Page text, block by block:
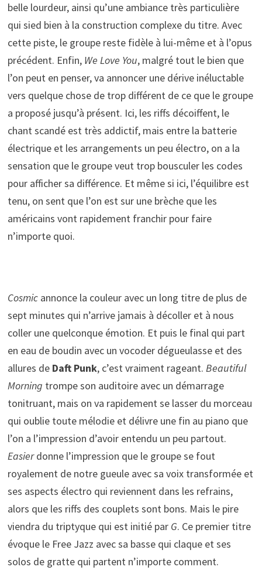
belle lourdeur, ainsi qu’une ambiance très particulière
qui sied bien à la construction complexe du titre. Avec
cette piste, le groupe reste fidèle à lui-même et à l’opus
précédent. Enfin, We Love You, malgré tout le bien que
l’on peut en penser, va annoncer une dérive inéluctable
vers quelque chose de trop différent de ce que le groupe
a proposé jusqu’à présent. Ici, les riffs décoiffent, le
chant scandé est très addictif, mais entre la batterie
électrique et les arrangements un peu électro, on a la
sensation que le groupe veut trop bousculer les codes
pour afficher sa différence. Et même si ici, l’équilibre est
tenu, on sent que l’on est sur une brèche que les
américains vont rapidement franchir pour faire
n’importe quoi.
Cosmicannonce la couleur avec un long titre de plus de
sept minutes qui n’arrive jamais à décoller et à nous
coller une quelconque émotion. Et puis le final qui part
en eau de boudin avec un vocoder dégueulasse et des
allures de Daft Punk, c’est vraiment rageant. Beautiful
Morning trompe son auditoire avec un démarrage
tonitruant, mais on va rapidement se lasser du morceau
qui oublie toute mélodie et délivre une fin au piano que
l’on a l’impression d’avoir entendu un peu partout.
Easierdonne l’impression que le groupe se fout
royalement de notre gueule avec sa voix transformée et
ses aspects électro qui reviennent dans les refrains,
alors que les riffs des couplets sont bons. Mais le pire
viendra du triptyque qui est initié par G. Ce premier titre
évoque le Free Jazz avec sa basse qui claque et ses
solos de gratte qui partent n’importe comment.